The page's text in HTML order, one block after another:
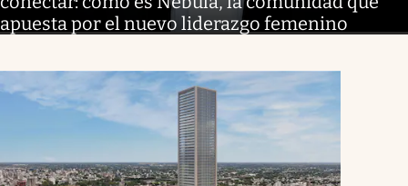
apuesta por el nuevo liderazgo femenino